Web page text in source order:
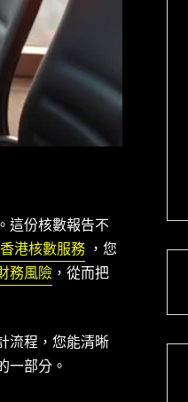
這份核數報告不
港核數服務 ，您
務風險 ，從而把
流程，您能清晰
一部分。